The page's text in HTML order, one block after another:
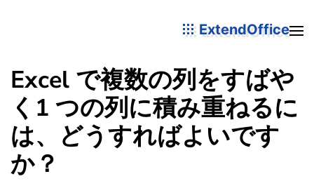
ExtendOffice
Excel で複数の列をすばや
く1 つの列に積み重ねるに
は、どうすればよいです
か？